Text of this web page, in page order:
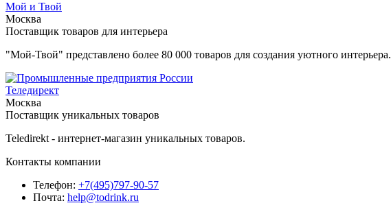
Мой и Твой
Москва
Поставщик товаров для интерьера
"Мой-Твой" представлено более 80 000 товаров для создания уютного интерьера.
Теледирект
Москва
Поставщик уникальных товаров
Teledirekt - интернет-магазин уникальных товаров.
Контакты компании
Телефон: +7(495)797-90-57
Почта: help@todrink.ru